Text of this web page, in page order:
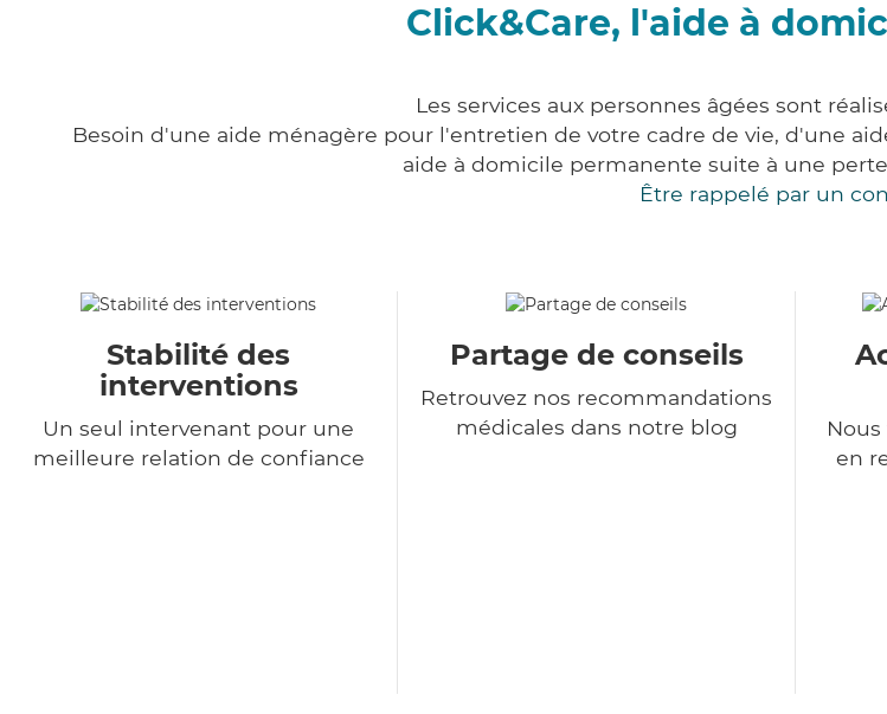
Click&Care, l'aide à
Les services aux personnes âgées sont
Besoin d'une aide ménagère pour l'entretien de votre cadre de vie, d'une
aide à domicile permanente suite à une
Être rappelé par un
Stabilité des
interventions
Un seul intervenant pour une
meilleure relation de confiance
Partage de conseils
Retrouvez nos recommandations
médicales dans notre blog
en